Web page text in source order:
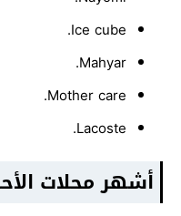
Ice cube.
Mahyar.
Mother care.
Lacoste.
أشهر محلات